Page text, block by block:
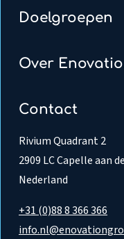
Doelgroepen
Over
Contact
Rivium Quadrant 2
2909 LC Capelle aan
Nederland
+31 (0)88 8 366 366